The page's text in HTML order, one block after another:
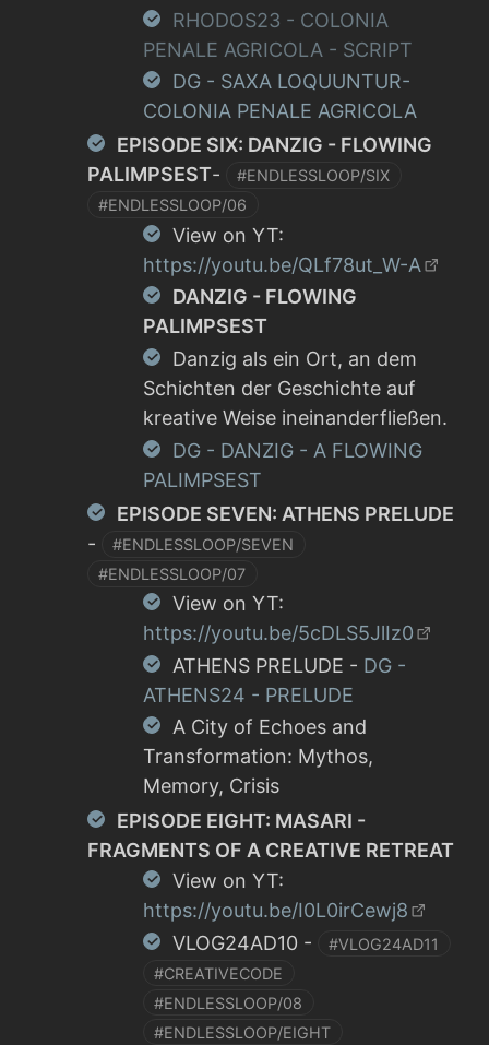
RHODOS23 - COLONIA
PENALE AGRICOLA - SCRIPT
DG - SAXA LOQUUNTUR-
COLONIA PENALE AGRICOLA
EPISODE SIX: DANZIG - FLOWING
PALIMPSEST-
#ENDLESSLOOP/SIX
#ENDLESSLOOP/06
View on YT:
https://youtu.be/QLf78ut_W-A
DANZIG - FLOWING
PALIMPSEST
Danzig als ein Ort, an dem
Schichten der Geschichte auf
kreative Weise ineinanderfließen.
DG - DANZIG - A FLOWING
PALIMPSEST
EPISODE SEVEN: ATHENS PRELUDE
-
#ENDLESSLOOP/SEVEN
#ENDLESSLOOP/07
View on YT:
https://youtu.be/5cDLS5JlIz0
ATHENS PRELUDE - DG -
ATHENS24 - PRELUDE
A City of Echoes and
Transformation: Mythos,
Memory, Crisis
EPISODE EIGHT: MASARI -
FRAGMENTS OF A CREATIVE RETREAT
View on YT:
https://youtu.be/I0L0irCewj8
VLOG24AD10 -
#VLOG24AD11
#CREATIVECODE
#ENDLESSLOOP/08
#ENDLESSLOOP/EIGHT